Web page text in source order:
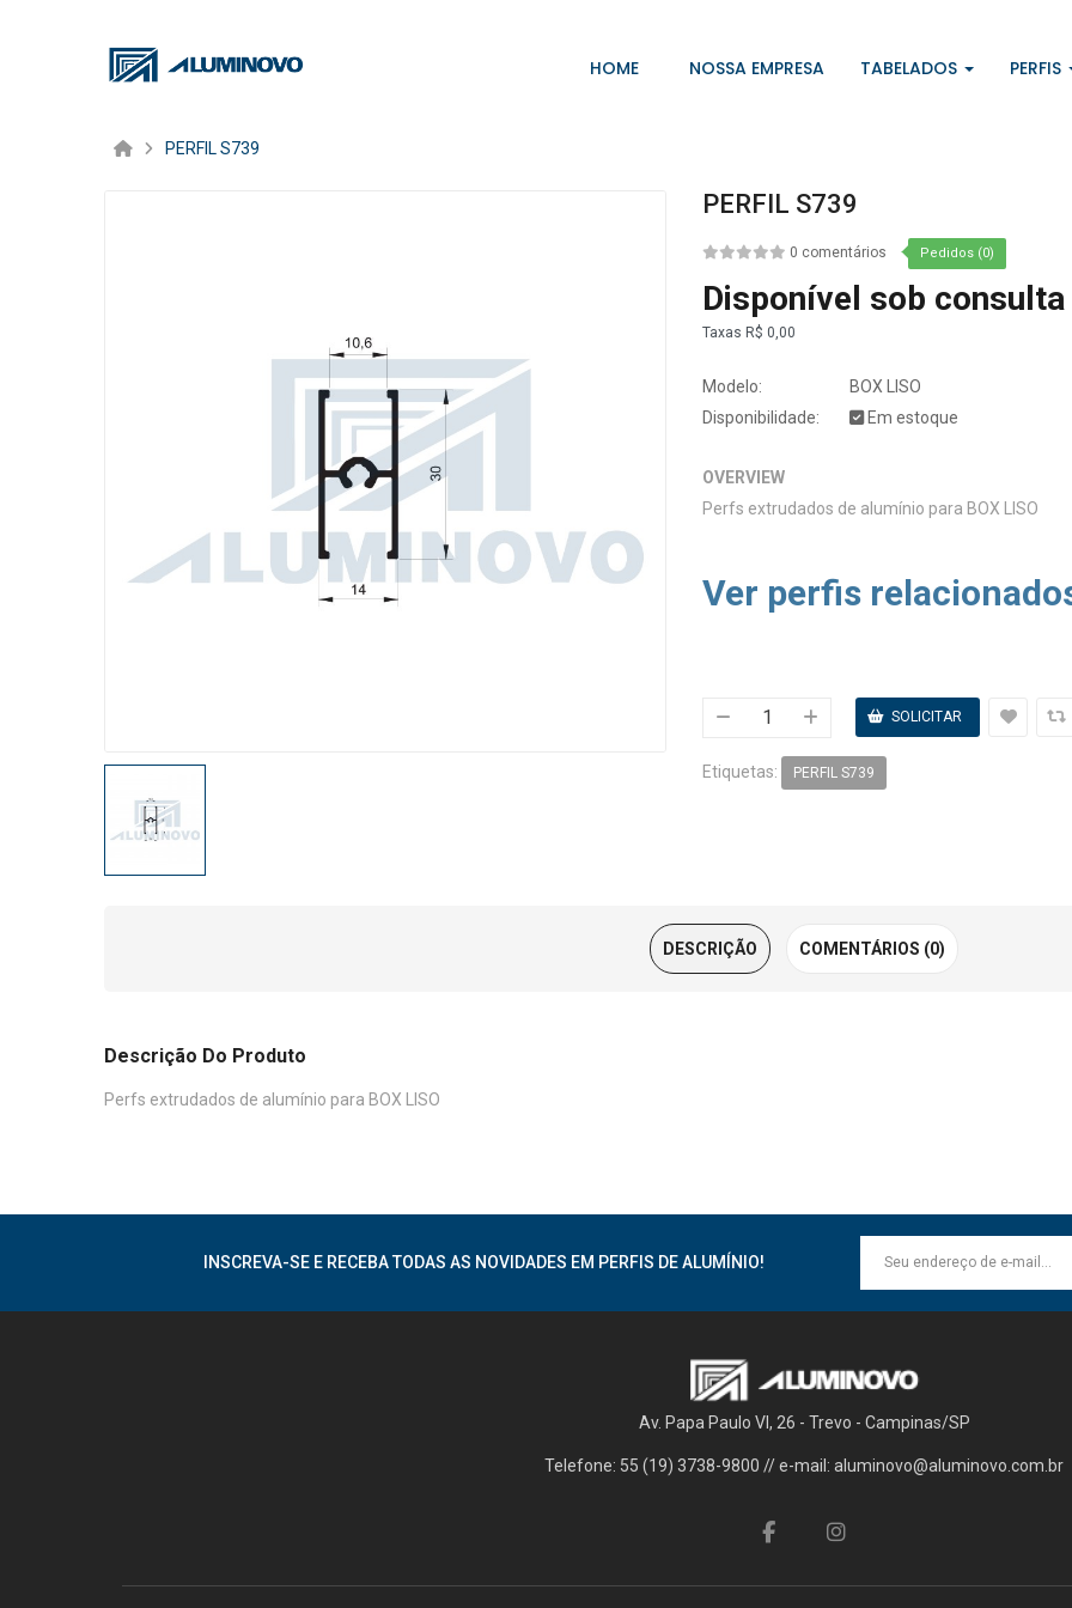
HOME NOSSA EMPRESA TABELADOS PERFIS
PERFIL S739
PERFIL S739
0 comentários Pedidos (0)
Disponível sob consulta
Taxas R$ 0,00
Modelo:
BOX LISO
Disponibilidade:
Em estoque
OVERVIEW
Perfs extrudados de alumínio para BOX LISO
Ver perfis
Etiquetas: PERFIL S739
DESCRIÇÃO COMENTÁRIOS (0)
Descrição Do Produto
Perfs extrudados de alumínio para BOX LISO
INSCREVA-SE E RECEBA TODAS AS NOVIDADES EM PERFIS DE ALUMÍNIO!
Av. Papa Paulo VI, 26 - Trevo - Campinas/SP
Telefone: 55 (19) 3738-9800 // e-mail: aluminovo@aluminovo.com.br